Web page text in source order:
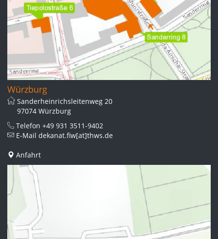
Würzburg
Sanderheinrichsleitenweg 20
97074 Würzburg
Telefon +49 931 3511-9402
E-Mail dekanat.fiw[at]thws.de
Anfahrt